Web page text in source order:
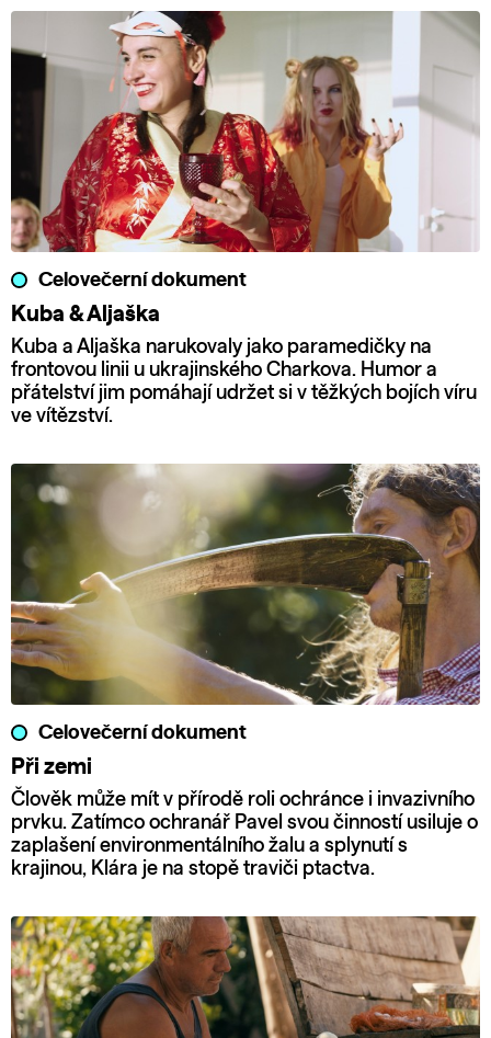
Celovečerní dokument
Kuba & Aljaška
Kuba a Aljaška narukovaly jako paramedičky na
frontovou linii u ukrajinského Charkova. Humor a
přátelství jim pomáhají udržet si v těžkých bojích víru
ve vítězství.
Celovečerní dokument
Při zemi
Člověk může mít v přírodě roli ochránce i invazivního
prvku. Zatímco ochranář Pavel svou činností usiluje o
zaplašení environmentálního žalu a splynutí s
krajinou, Klára je na stopě traviči ptactva.